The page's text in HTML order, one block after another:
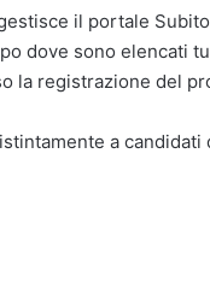
il portale
dove sono elencati
la registrazione del
a candidati